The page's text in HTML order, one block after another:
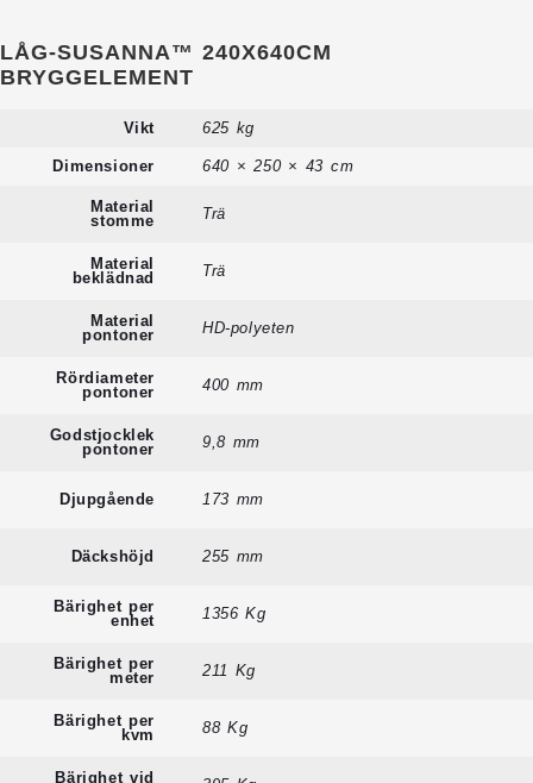
LÅG-SUSANNA™ 240X640CM
BRYGGELEMENT
Vikt 625 kg
Dimensioner 640 × 250 × 43 cm
Material
stomme
Trä
Material
beklädnad
Trä
Material
pontoner
HD-polyeten
Rördiameter
pontoner
400 mm
Godstjocklek
pontoner
9,8 mm
Djupgående 173 mm
Däckshöjd 255 mm
Bärighet per
enhet
1356 Kg
Bärighet per
meter
211 Kg
Bärighet per
kvm
88 Kg
Bärighet vid